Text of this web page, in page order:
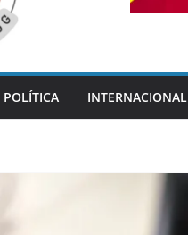
POLÍTICA INTERNACIONAL